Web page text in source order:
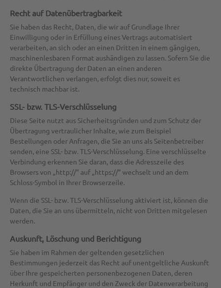
Recht auf Daten­übertrag­barkeit
Sie haben das Recht, Daten, die wir auf Grundlage Ihrer
Einwilligung oder in Erfüllung eines Vertrags automatisiert
verarbeiten, an sich oder an einen Dritten in einem gängigen,
maschinenlesbaren Format aushändigen zu lassen. Sofern Sie die
direkte Übertragung der Daten an einen anderen
Verantwortlichen verlangen, erfolgt dies nur, soweit es
technisch machbar ist.
SSL- bzw. TLS-Verschlüsselung
Diese Seite nutzt aus Sicherheitsgründen und zum Schutz der
Übertragung vertraulicher Inhalte, wie zum Beispiel
Bestellungen oder Anfragen, die Sie an uns als Seitenbetreiber
senden, eine SSL- bzw. TLS-Verschlüsselung. Eine verschlüsselte
Verbindung erkennen Sie daran, dass die Adresszeile des
Browsers von „http://“ auf „https://“ wechselt und an dem
Schloss-Symbol in Ihrer Browserzeile.
Wenn die SSL- bzw. TLS-Verschlüsselung aktiviert ist, können die
Daten, die Sie an uns übermitteln, nicht von Dritten mitgelesen
werden.
Auskunft, Löschung und Berichtigung
Sie haben im Rahmen der geltenden gesetzlichen
Bestimmungen jederzeit das Recht auf unentgeltliche Auskunft
über Ihre gespeicherten personenbezogenen Daten, deren
Herkunft und Empfänger und den Zweck der Datenverarbeitung